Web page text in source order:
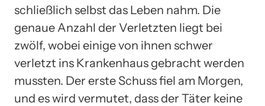
schließlich selbst das Leben nahm. Die
genaue Anzahl der Verletzten liegt bei
zwölf, wobei einige von ihnen schwer
verletzt ins Krankenhaus gebracht werden
mussten. Der erste Schuss fiel am Morgen,
und es wird vermutet, dass der Täter keine